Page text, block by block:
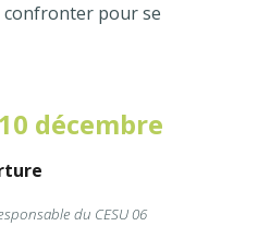
confronter pour se
décembre
du CESU 06